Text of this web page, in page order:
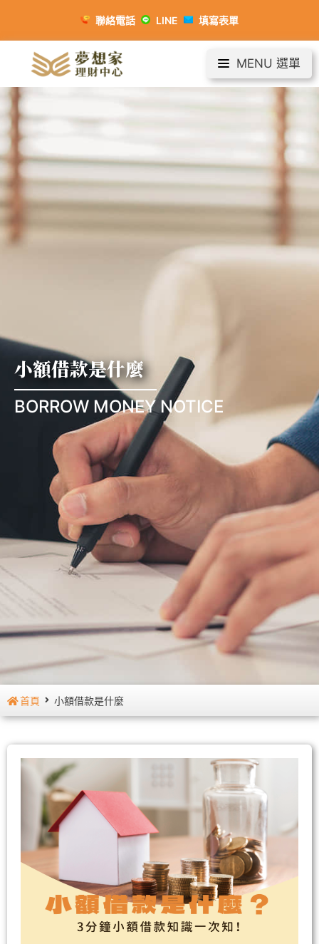
聯絡電話 LINE 填寫表單
MENU 選單
小額借款是什麼
BORROW MONEY NOTICE
首頁 小額借款是什麼